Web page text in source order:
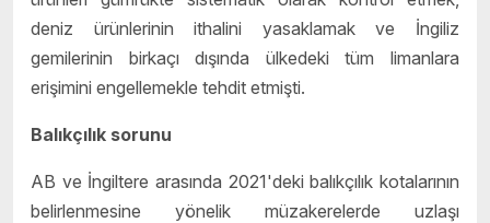
deniz ürünlerinin ithalini yasaklamak ve İngiliz
gemilerinin birkaçı dışında ülkedeki tüm limanlara
erişimini engellemekle tehdit etmişti.
Balıkçılık sorunu
AB ve İngiltere arasında 2021'deki balıkçılık kotalarının
belirlenmesine yönelik müzakerelerde uzlaşı